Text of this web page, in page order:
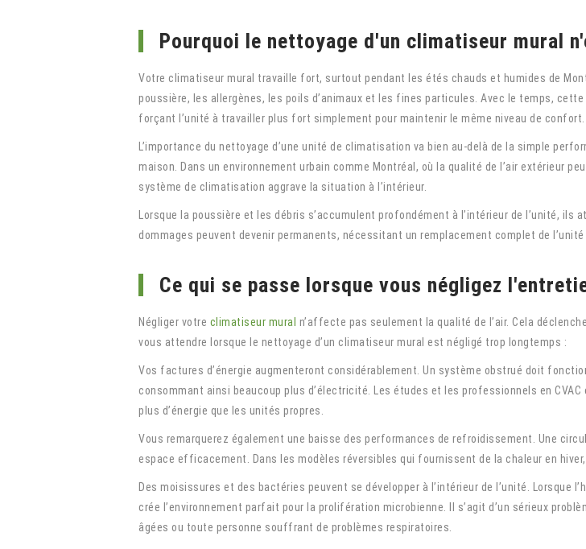
Pourquoi le nettoyage d'un climatiseur mural
Votre climatiseur mural travaille fort, surtout pendant les étés chauds et humides de
poussière, les allergènes, les poils d’animaux et les fines particules. Avec le temps,
forçant l’unité à travailler plus fort simplement pour maintenir le même niveau de confort.
L’importance du nettoyage d’une unité de climatisation va bien au-delà de la simple
maison. Dans un environnement urbain comme Montréal, où la qualité de l’air extérieur
système de climatisation aggrave la situation à l’intérieur.
Lorsque la poussière et les débris s’accumulent profondément à l’intérieur de l’unité,
dommages peuvent devenir permanents, nécessitant un remplacement complet de
Ce qui se passe lorsque vous négligez
Négliger votre climatiseur mural n’affecte pas seulement la qualité de l’air. Cela
vous attendre lorsque le nettoyage d’un climatiseur mural est négligé trop longtemps :
Vos factures d’énergie augmenteront considérablement. Un système obstrué doit
consommant ainsi beaucoup plus d’électricité. Les études et les professionnels en
plus d’énergie que les unités propres.
Vous remarquerez également une baisse des performances de refroidissement. Une
espace efficacement. Dans les modèles réversibles qui fournissent de la chaleur en
Des moisissures et des bactéries peuvent se développer à l’intérieur de l’unité.
crée l’environnement parfait pour la prolifération microbienne. Il s’agit d’un sérieux
âgées ou toute personne souffrant de problèmes respiratoires.